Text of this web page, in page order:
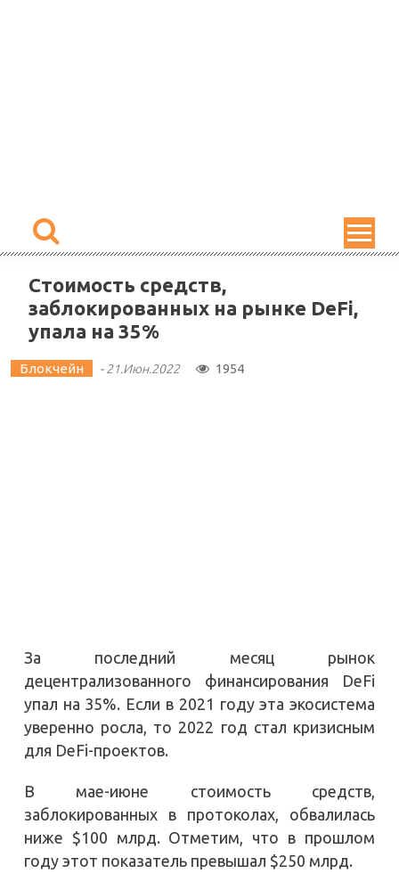
Стоимость средств,
заблокированных на рынке DeFi,
упала на 35%
Блокчейн -21.Июн.2022 1954
За последний месяц рынок
децентрализованного финансирования DeFi
упал на 35%. Если в 2021 году эта экосистема
уверенно росла, то 2022 год стал кризисным
для DeFi-проектов.
В мае-июне стоимость средств,
заблокированных в протоколах, обвалилась
ниже $100 млрд. Отметим, что в прошлом
году этот показатель превышал $250 млрд.